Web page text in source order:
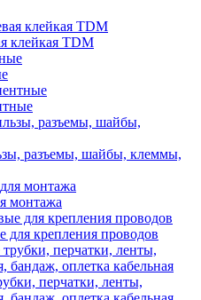
клейкая TDM
разъемы, шайбы, клеммы,
монтажа
для крепления проводов
перчатки, ленты,